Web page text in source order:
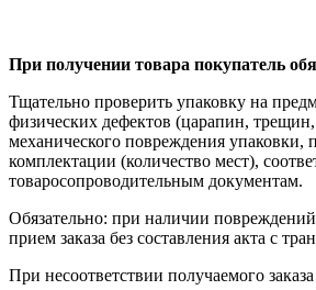
При получении товара покупатель
Тщательно проверить упаковку на
физических дефектов (царапин,
механического повреждения упаковки,
комплектации (количество мест),
товаросопроводительным документам.
Обязательно: при наличии
прием заказа без составления акта с
При несоответствии получаемого заказа